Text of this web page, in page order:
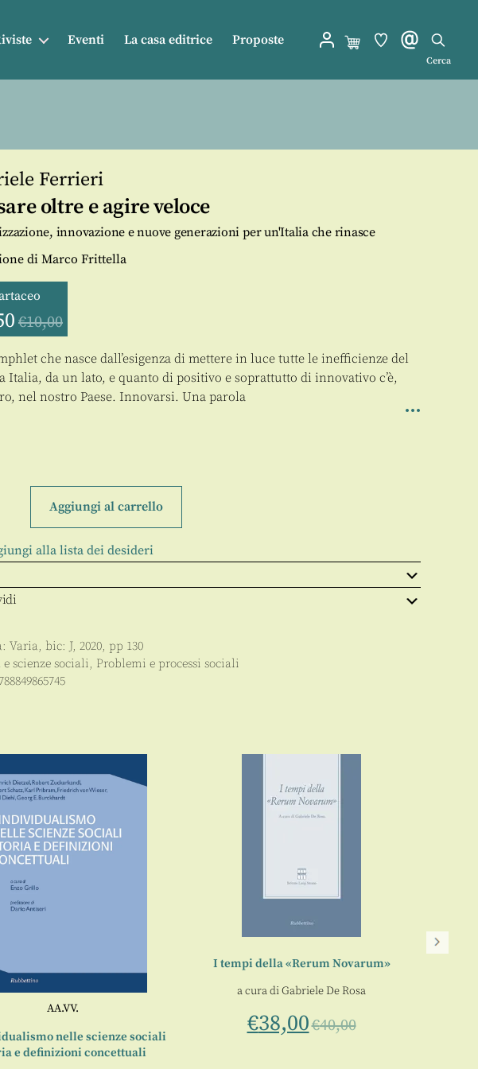
Eventi La casa editrice Proposte
Cerca
Ferrieri
oltre e agire veloce
innovazione e nuove generazioni per un'Italia che rinasce
di Marco Frittella
€10,00
che nasce dall’esigenza di mettere in luce tutte le inefficienze del
Italia, da un lato, e quanto di positivo e soprattutto di innovativo c’è,
nel nostro Paese. Innovarsi. Una parola
Aggiungi al carrello
alla lista dei desideri
Varia, bic: J, 2020, pp 130
e scienze sociali, Problemi e processi sociali
AA.VV.
nelle scienze sociali
e definizioni concettuali
I tempi della «Rerum Novarum»
a cura diGabriele De Rosa
€38,00€40,00